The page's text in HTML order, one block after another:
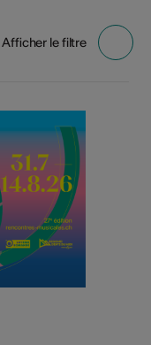
Afficher le filtre